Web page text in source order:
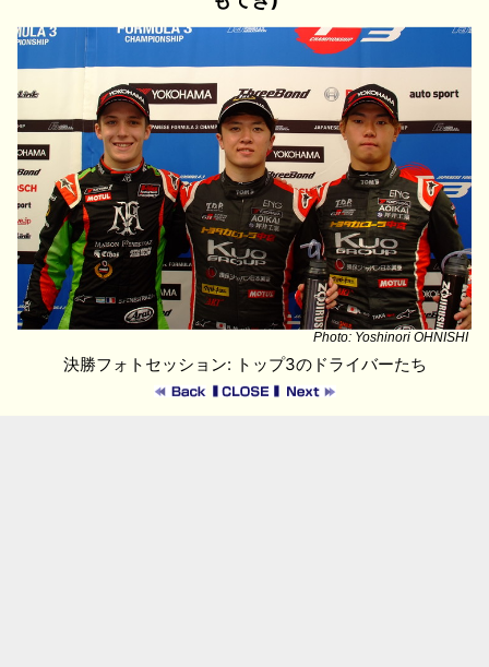
Photo: Yoshinori OHNISHI
決勝フォトセッション: トップ3のドライバーたち